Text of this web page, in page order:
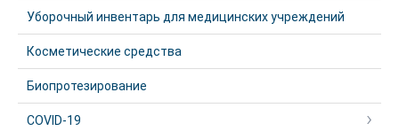
Уборочный инвентарь для медицинских учреждений
Косметические средства
Биопротезирование
COVID-19